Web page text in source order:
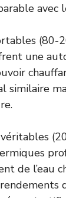
avec
(80-
une
similaire
de l’eau